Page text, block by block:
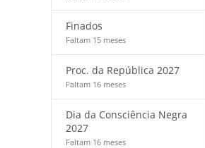
Finados
Faltam 15 meses
Proc. da República 2027
Faltam 16 meses
Dia da Consciência Negra
2027
Faltam 16 meses